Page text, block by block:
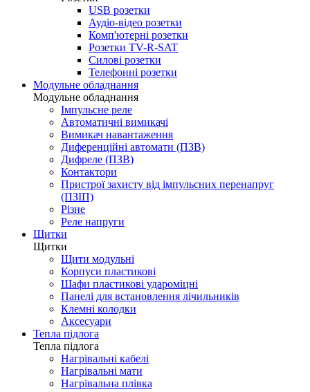
USB розетки
Аудіо-відео розетки
Комп'ютерні розетки
Розетки TV-R-SAT
Силові розетки
Телефонні розетки
Модульне обладнання
Модульне обладнання
Імпульсне реле
Автоматичні вимикачі
Вимикач навантаження
Диференційні автомати (ПЗВ)
Дифреле (ПЗВ)
Контактори
Пристрої захисту від імпульсних перенапруг
(ПЗІП)
Різне
Реле напруги
Щитки
Щитки
Щити модульні
Корпуси пластикові
Шафи пластикові удароміцні
Панелі для встановлення лічильників
Клемні колодки
Аксесуари
Тепла підлога
Тепла підлога
Нагрівальні кабелі
Нагрівальні мати
Нагрівальна плівка